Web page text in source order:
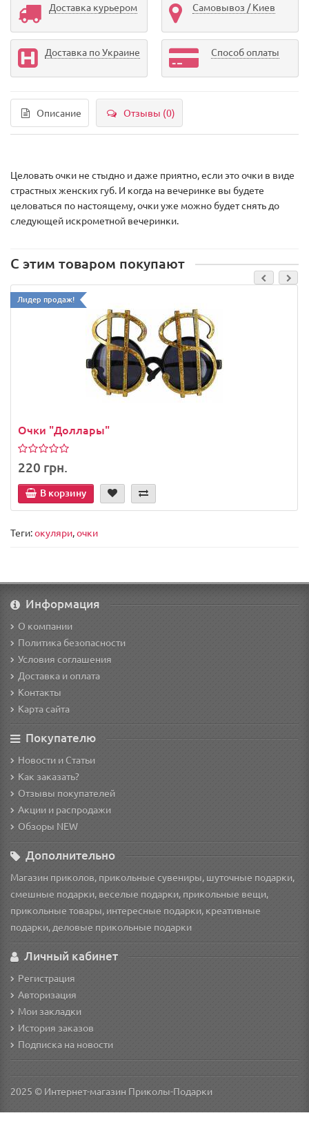
Доставка курьером Самовывоз / Киев
Доставка по Украине Способ оплаты
Описание Отзывы (0)
Целовать очки не стыдно и даже приятно, если это очки в виде
страстных женских губ. И когда на вечеринке вы будете
целоваться по настоящему, очки уже можно будет снять до
следующей искрометной вечеринки.
С этим товаром покупают
Лидер продаж!
Очки "Доллары"
220 грн.
В корзину
Теги:окуляри,очки
Информация
О компании
Политика безопасности
Условия соглашения
Доставка и оплата
Контакты
Карта сайта
Покупателю
Новости и Статьи
Как заказать?
Отзывы покупателей
Акции и распродажи
Обзоры NEW
Дополнительно
Магазин приколов, прикольные сувениры, шуточные подарки,
смешные подарки, веселые подарки, прикольные вещи,
прикольные товары, интересные подарки, креативные
подарки, деловые прикольные подарки
Личный кабинет
Регистрация
Авторизация
Мои закладки
История заказов
Подписка на новости
2025 © Интернет-магазин Приколы-Подарки